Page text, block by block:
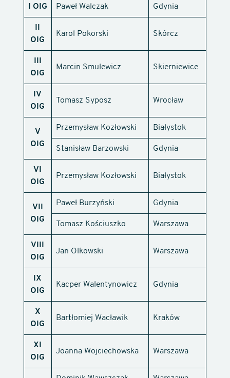
I OIG Paweł Walczak Gdynia
OIG
Karol Pokorski Skórcz
OIG
Marcin Smulewicz Skierniewice
IV
OIG
Tomasz Syposz Wrocław
V
OIG
Przemysław Kozłowski Białystok
Stanisław Barzowski Gdynia
VI
OIG
Przemysław Kozłowski Białystok
VII
OIG
Paweł Burzyński Gdynia
Tomasz Kościuszko Warszawa
VIII
OIG
Jan Olkowski Warszawa
IX
OIG
Kacper Walentynowicz Gdynia
X
OIG
Bartłomiej Wacławik Kraków
XI
OIG
Joanna Wojciechowska Warszawa